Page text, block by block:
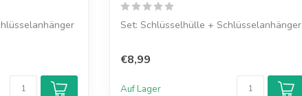
Set: Schlüsselhülle + Schlüsselanhänger
€8,99
Auf Lager